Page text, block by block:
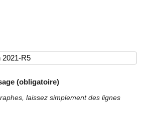
(obligatoire)
laissez simplement des lignes